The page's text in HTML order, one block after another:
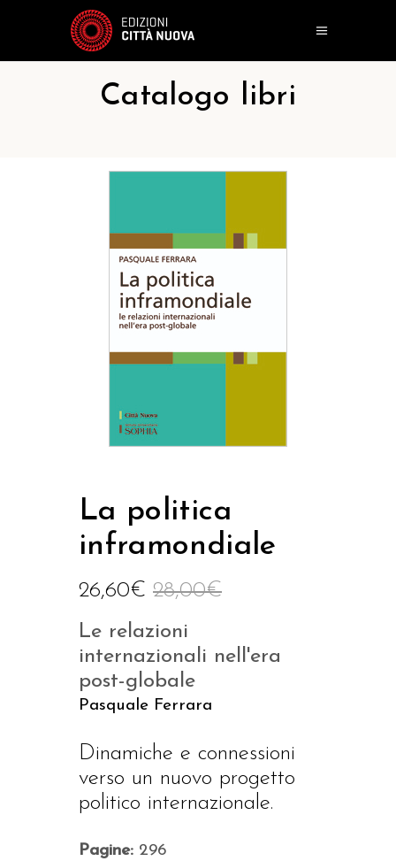
Catalogo libri
La politica
inframondiale
28,00€
26,60€
Le relazioni
internazionali nell'era
post-globale
Pasquale Ferrara
Dinamiche e connessioni
verso un nuovo progetto
politico internazionale.
Pagine: 296